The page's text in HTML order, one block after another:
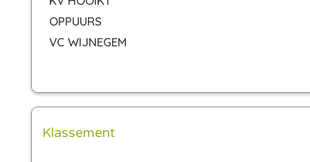
OPPUURS
VC WIJNEGEM
Klassement